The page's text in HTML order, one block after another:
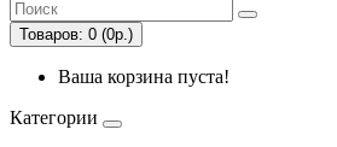
Товаров: 0 (0р.)
Ваша корзина пуста!
Категории